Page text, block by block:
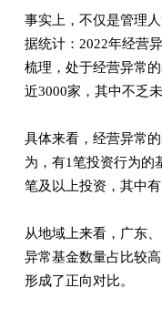
事实上，不仅是管理
据统计：2022年经营
梳理，处于经营异常
近3000家，其中不乏
具体来看，经营异常
为，有1笔投资行为的
笔及以上投资，其中
从地域上来看，广东
异常基金数量占比较
形成了正向对比。